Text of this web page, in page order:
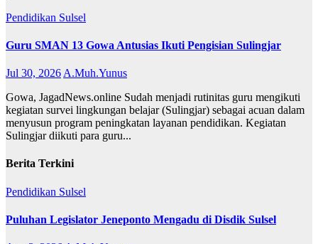
Pendidikan Sulsel
Guru SMAN 13 Gowa Antusias Ikuti Pengisian Sulingjar
Jul 30, 2026 A.Muh.Yunus
Gowa, JagadNews.online Sudah menjadi rutinitas guru mengikuti
kegiatan survei lingkungan belajar (Sulingjar) sebagai acuan dalam
menyusun program peningkatan layanan pendidikan. Kegiatan
Sulingjar diikuti para guru...
Berita Terkini
Pendidikan Sulsel
Puluhan Legislator Jeneponto Mengadu di Disdik Sulsel